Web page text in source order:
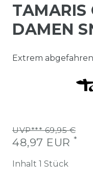
TAMARIS
DAMEN
Extrem
UVP*** 69,95 €
48,97 EUR *
Inhalt 1 Stück